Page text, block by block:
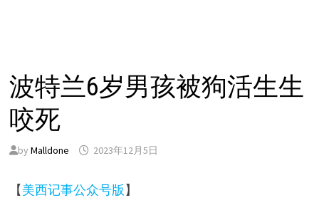
波特兰6岁男孩被狗活生生
咬死
by Malldone 2023年12月5日
【美西记事公众号版】